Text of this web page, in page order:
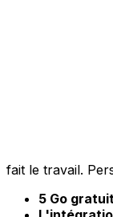
fait le travail.
5 Go